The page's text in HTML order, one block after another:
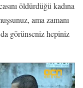
öldürdüğü kadına
ama zamanı
görünseniz hepiniz